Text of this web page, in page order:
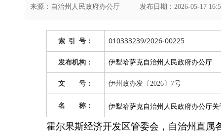
来源： 自治州人民政府办公厅 发布日期： 2026-05-17
索 引 号： 010333239/2026-00225
发布机构： 伊犁哈萨克自治州人民政府办公厅
文 号： 伊州政办发〔2026〕7号
名 称： 伊犁哈萨克自治州人民政府办公厅
霍尔果斯经济开发区管委会，自治州直属